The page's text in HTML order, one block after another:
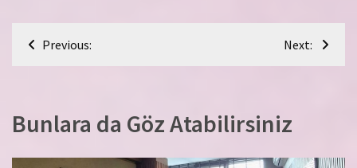
Yazı
gezinmesi
Previous: Next:
Bunlara da Göz Atabilirsiniz